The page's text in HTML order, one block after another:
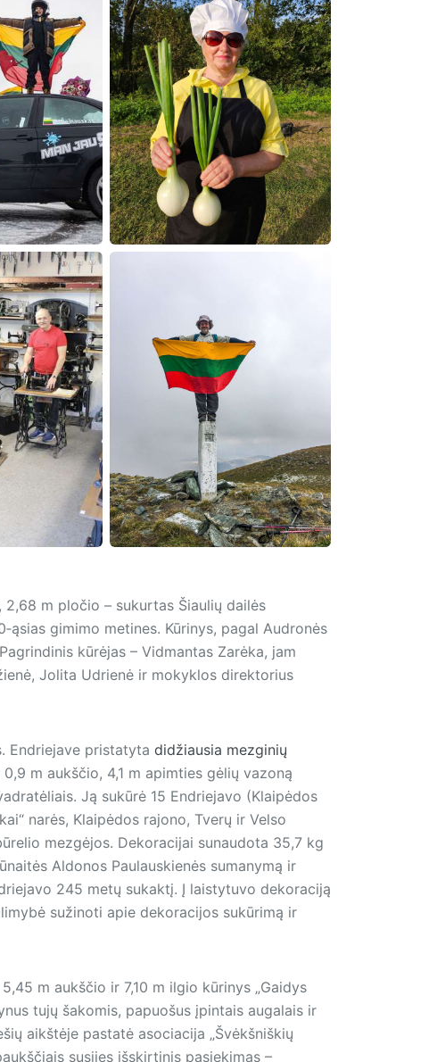
2,68 m pločio – sukurtas Šiaulių dailės
gimimo metines. Kūrinys, pagal Audronės
kūrėjas – Vidmantas Zarėka, jam
Jolita Udrienė ir mokyklos direktorius
Endriejave pristatyta didžiausia mezginių
m aukščio, 4,1 m apimties gėlių vazoną
Ją sukūrė 15 Endriejavo (Klaipėdos
narės, Klaipėdos rajono, Tverų ir Velso
mezgėjos. Dekoracijai sunaudota 35,7 kg
Aldonos Paulauskienės su­manymą ir
245 metų sukaktį. Į laistytuvo dekoraciją
sužinoti apie dekoracijos sukūrimą ir
5,45 m aukščio ir 7,10 m ilgio kūrinys „Gaidys
tujų šakomis, papuošus įpintais augalais ir
aikštėje pastatė asociacija „Švėkšniškių
susijęs išskirtinis pasiekimas –